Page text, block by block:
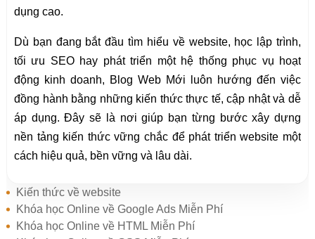
dụng cao.
Dù bạn đang bắt đầu tìm hiểu về website, học lập trình,
tối ưu SEO hay phát triển một hệ thống phục vụ hoạt
động kinh doanh, Blog Web Mới luôn hướng đến việc
đồng hành bằng những kiến thức thực tế, cập nhật và dễ
áp dụng. Đây sẽ là nơi giúp bạn từng bước xây dựng
nền tảng kiến thức vững chắc để phát triển website một
cách hiệu quả, bền vững và lâu dài.
Kiến thức về website
Khóa học Online về Google Ads Miễn Phí
Khóa học Online về HTML Miễn Phí